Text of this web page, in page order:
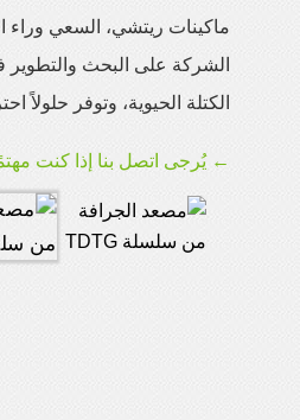
الشركة على البحث
الكتلة الحيوية، وتوفر حلولاً
← يُرجى اتصل بنا إذا كنت